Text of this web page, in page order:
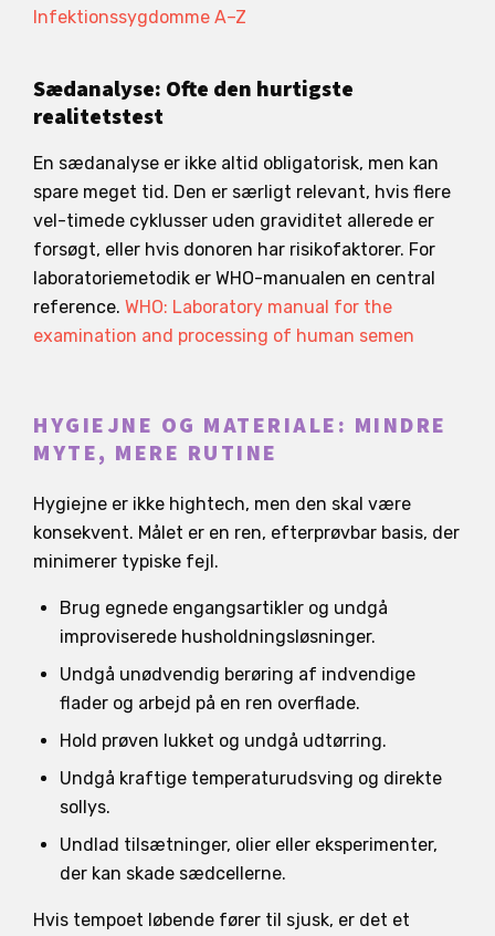
Infektionssygdomme A–Z
Sædanalyse: Ofte den hurtigste
realitetstest
En sædanalyse er ikke altid obligatorisk, men kan
spare meget tid. Den er særligt relevant, hvis flere
vel-timede cyklusser uden graviditet allerede er
forsøgt, eller hvis donoren har risikofaktorer. For
laboratoriemetodik er WHO-manualen en central
reference. WHO: Laboratory manual for the
examination and processing of human semen
HYGIEJNE OG MATERIALE: MINDRE
MYTE, MERE RUTINE
Hygiejne er ikke hightech, men den skal være
konsekvent. Målet er en ren, efterprøvbar basis, der
minimerer typiske fejl.
Brug egnede engangsartikler og undgå
improviserede husholdningsløsninger.
Undgå unødvendig berøring af indvendige
flader og arbejd på en ren overflade.
Hold prøven lukket og undgå udtørring.
Undgå kraftige temperaturudsving og direkte
sollys.
Undlad tilsætninger, olier eller eksperimenter,
der kan skade sædcellerne.
Hvis tempoet løbende fører til sjusk, er det et